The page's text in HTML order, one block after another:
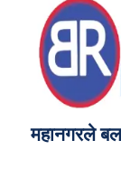
महानगरले